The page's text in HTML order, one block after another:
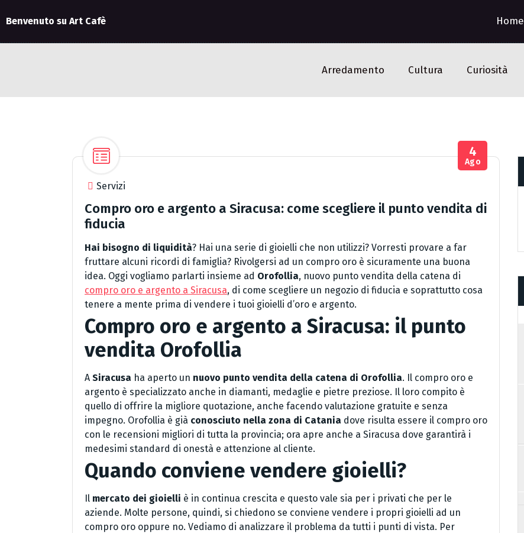
Benvenuto su Art Cafè Home
Arredamento Cultura Curiosità
Servizi
4
Ago
Compro oro e argento a Siracusa: come scegliere il punto vendita di
fiducia
Hai bisogno di liquidità? Hai una serie di gioielli che non utilizzi? Vorresti provare a far
fruttare alcuni ricordi di famiglia? Rivolgersi ad un compro oro è sicuramente una buona
idea. Oggi vogliamo parlarti insieme ad Orofollia, nuovo punto vendita della catena di
compro oro e argento a Siracusa, di come scegliere un negozio di fiducia e soprattutto cosa
tenere a mente prima di vendere i tuoi gioielli d’oro e argento.
Compro oro e argento a Siracusa: il punto
vendita Orofollia
A Siracusa ha aperto un nuovo punto vendita della catena di Orofollia. Il compro oro e
argento è specializzato anche in diamanti, medaglie e pietre preziose. Il loro compito è
quello di offrire la migliore quotazione, anche facendo valutazione gratuite e senza
impegno. Orofollia è già conosciuto nella zona di Catania dove risulta essere il compro oro
con le recensioni migliori di tutta la provincia; ora apre anche a Siracusa dove garantirà i
medesimi standard di onestà e attenzione al cliente.
Quando conviene vendere gioielli?
Il mercato dei gioielli è in continua crescita e questo vale sia per i privati che per le
aziende. Molte persone, quindi, si chiedono se conviene vendere i propri gioielli ad un
compro oro oppure no. Vediamo di analizzare il problema da tutti i punti di vista. Per